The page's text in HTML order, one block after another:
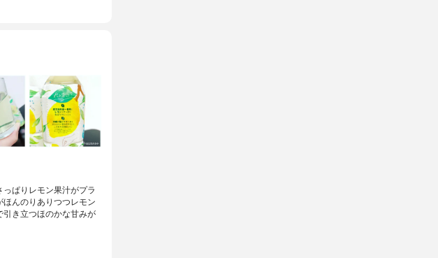
ぱりレモン果汁がプラ
んのりありつつレモン
き立つほのかな甘みが